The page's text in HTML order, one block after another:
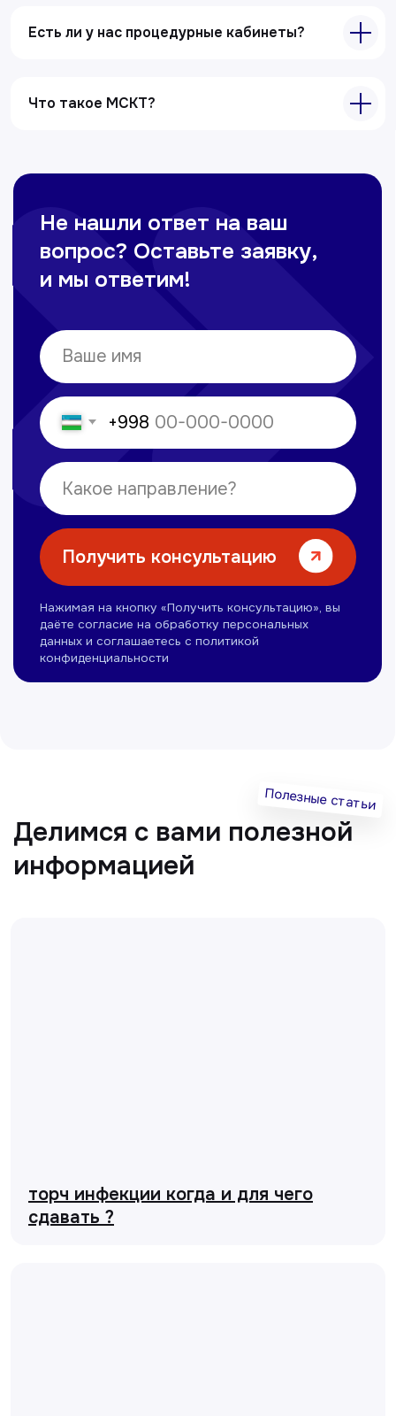
Есть ли у нас процедурные кабинеты?
Что такое МСКТ?
торч инфекции когда и для чего
сдавать ?
Услуги
Ультразвуковая диагностика
Лабораторная диагностика
+998 71 207-93-94
Контакты
© Copyright — 2025, TTD
О клиники
Акции
Специалисты